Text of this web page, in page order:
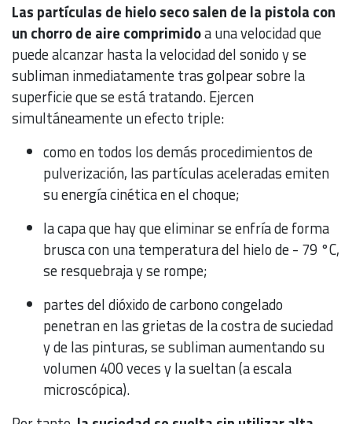
Las partículas de hielo seco salen de la pistola con
un chorro de aire comprimidoa una velocidad que
puede alcanzar hasta la velocidad del sonido y se
subliman inmediatamente tras golpear sobre la
superficie que se está tratando. Ejercen
simultáneamente un efecto triple:
como en todos los demás procedimientos de
pulverización, las partículas aceleradas emiten
su energía cinética en el choque;
la capa que hay que eliminar se enfría de forma
brusca con una temperatura del hielo de - 79 °C,
se resquebraja y se rompe;
partes del dióxido de carbono congelado
penetran en las grietas de la costra de suciedad
y de las pinturas, se subliman aumentando su
volumen 400 veces y la sueltan (a escala
microscópica).